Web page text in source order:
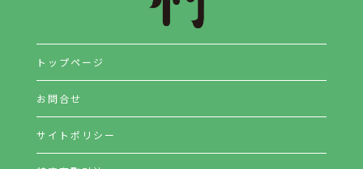
トップページ
お問合せ
サイトポリシー